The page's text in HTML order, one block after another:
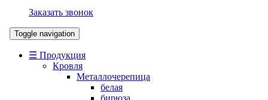
Заказать звонок
Toggle navigation
☰ Продукция
Кровля
Металлочерепица
белая
бирюза